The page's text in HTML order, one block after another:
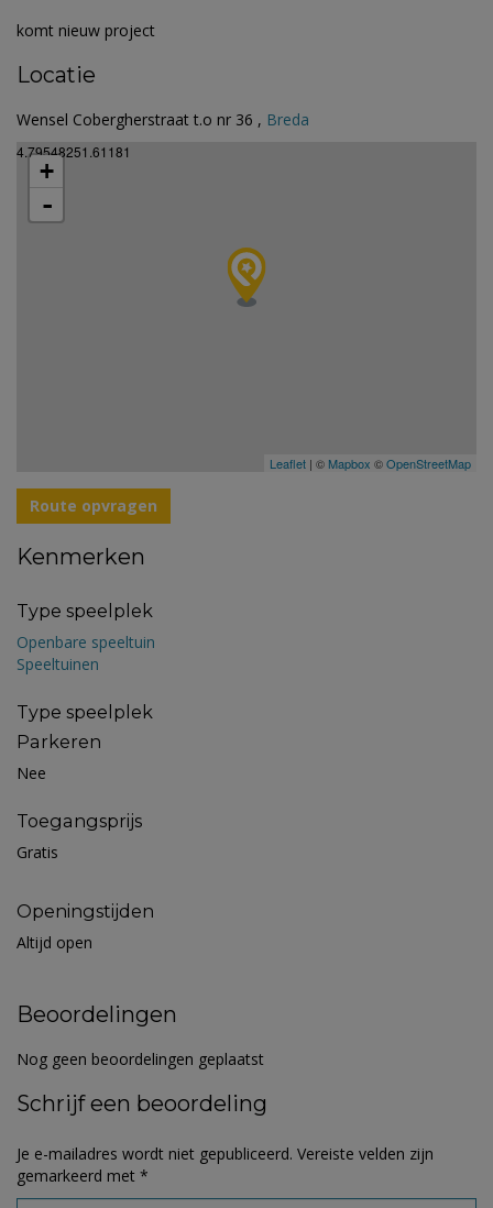
komt nieuw project
Locatie
Wensel Cobergherstraat t.o nr 36 , Breda
4.79548251.61181
+
-
Leaflet | © Mapbox ©OpenStreetMap
Route opvragen
Kenmerken
Type speelplek
Openbare speeltuin
Speeltuinen
Type speelplek
Parkeren
Nee
Toegangsprijs
Gratis
Openingstijden
Altijd open
Beoordelingen
Nog geen beoordelingen geplaatst
Schrijf een beoordeling
Je e-mailadres wordt niet gepubliceerd. Vereiste velden zijn
gemarkeerd met *